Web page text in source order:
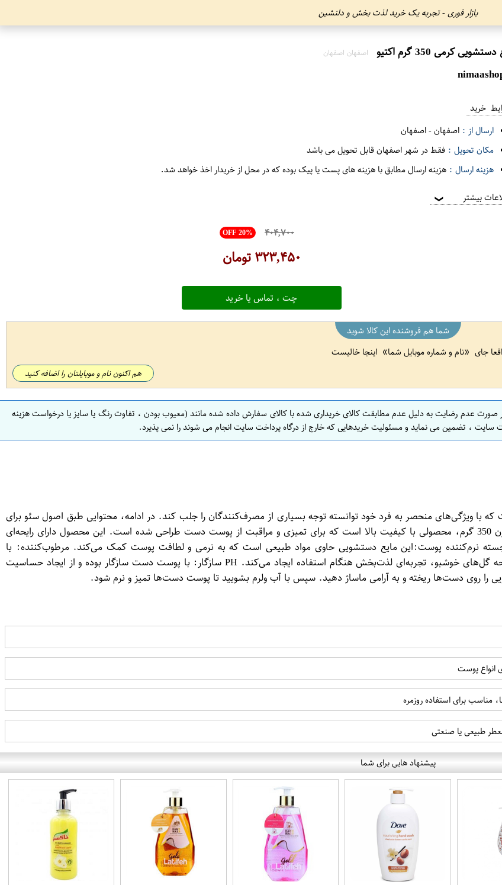
بازار فوری - تجربه یک خرید لذت بخش و دلنشین
کرمی 350 گرم اکتیو اصفهان اصفهان
خرید
ارسال از : اصفهان-اصفهان
مکان تحویل : فقط در شهر اصفهان قابل تحویل می باشد
هزینه ارسال : هزینه ارسال مطابق با هزینه های پست یا پیک بوده که در محل از خریدار اخذ خواهد شد.
بیشتر ❯
OFF 20% ۴۰۴,۷۰۰
۳۲۳,۴۵۰تومان
چت ، تماس یا خرید
شما هم فروشنده این کالا شوید
جای
نام و شماره موبایل شما اینجا خالیست
هم اکنون نام و موبایلتان را اضافه کنید
صورت عدم رضایت به دلیل عدم مطابقت کالای خریداری شده با کالای سفارش داده شده مانند (معیوب بودن ، تفاوت رنگ یا سایز یا درخواست هزینه
سایت ، تضمین می نماید و مسئولیت خریدهایی که خارج از درگاه پرداخت سایت انجام می شوند را نمی پذیرد.
محبوب است که با ویژگی‌های منحصر به فرد خود توانسته توجه بسیاری از مصرف‌کنندگان را جلب کند. در ادامه، محتوایی طبق اصول سئو برای
این محصول ارائه می‌شود: معرفی محصول مایع دستشویی کرمی اکتیو با وزن 350 گرم، محصولی با کیفیت بالا است که برای تمیزی و مراقبت از پوست دست طراحی شده است. این محصول دارای رایحه‌ای
نرم‌کننده پوست:این مایع دستشویی حاوی مواد طبیعی است که به نرمی و لطافت پوست کمک می‌کند. مرطوب‌کننده: با
ترکیبات مرطوب‌کننده، از خشکی پوست جلوگیری می‌کند. رایحه دلپذیر: رایحه گل‌های خوشبو، تجربه‌ای لذت‌بخش هنگام استفاده ایجاد می‌کند. PH سازگار: با پوست دست سازگار بوده و از ایجاد حساسیت
را روی دست‌ها ریخته و به آرامی ماساژ دهید. سپس با آب ولرم بشویید تا پوست دست‌ها تمیز و نرم شود.
انواع پوست
برای استفاده روزمره
طبیعی یا صنعتی
پیشنهاد هایی برای شما